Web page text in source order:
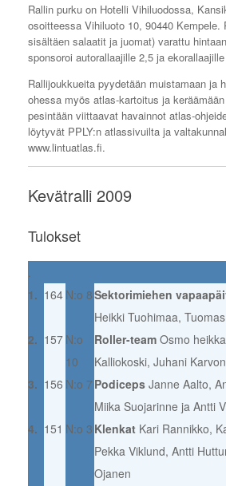
Rallin purku on Hotelli Vihiluodossa,
osoitteessa Vihiluoto 10, 90440 Kempele.
sisältäen salaatit ja juomat) varattu
sponsoroi autorallaajille 2,5 ja
Rallijoukkueita pyydetään muistamaan ja
ohessa myös atlas-kartoitus ja
pesintään viittaavat havainnot atlas-
löytyvät PPLY:n atlassivuilta ja
www.lintuatlas.fi.
Kevätralli 2009
Tulokset
.
1. 164 N:o 8Sektorimiehen
Heikki Tuohimaa,
2. 157 N:o
10
Roller-team Osmo
Kalliokoski, Juhani
3. 156 N:o 7 Podiceps Janne Aalto,
Miika Suojarinne ja Antti
4. 151 N:o 3 Klenkat Kari Rannikko,
Pekka Viklund, Antti
Ojanen